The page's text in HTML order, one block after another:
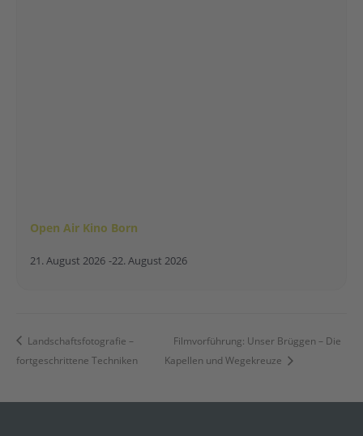
Open Air Kino Born
21. August 2026 -22. August 2026
Landschaftsfotografie –
fortgeschrittene Techniken
Filmvorführung: Unser Brüggen – Die
Kapellen und Wegekreuze